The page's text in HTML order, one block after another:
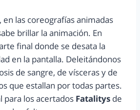
en las coreografías animadas
brillar la animación. En
final donde se desata la
en la pantalla. Deleitándonos
de sangre, de vísceras y de
que estallan por todas partes.
para los acertados Fatalitys de